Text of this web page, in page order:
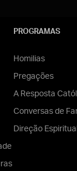
PROGRAMAS
Homilias
Pregações
A Resposta
Conversas de
Direção Espiritual